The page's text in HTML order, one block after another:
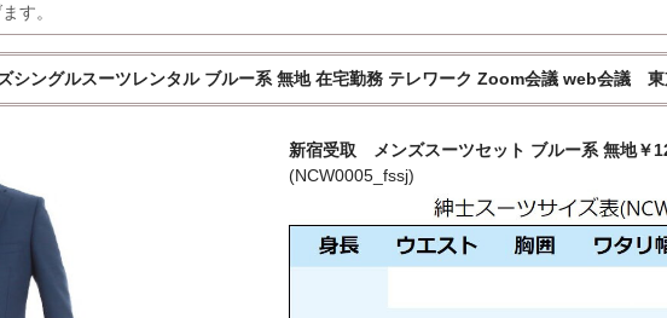
す。
シングルスーツレンタル ブルー系 無地 在宅勤務 テレワーク Zoom会議 web会議 東
新宿受取 メンズスーツセット ブルー系 無地￥
(NCW0005_fssj)